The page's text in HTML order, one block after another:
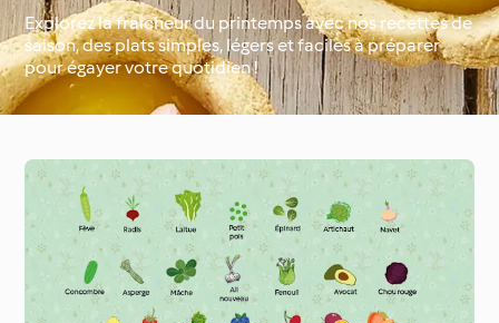
Explorez la fraîcheur du printemps avec nos recettes de
saison, des plats simples, légers et faciles à préparer
pour égayer votre quotidien !